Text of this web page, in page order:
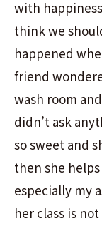
with
think we
happened
friend
wash room
didn’t ask
so sweet and
then she
especially my
her class is